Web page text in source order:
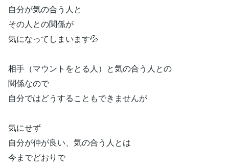
自分が気の合う人と
その人との関係が
気になってしまいます💦
相手（マウントをとる人）と気の合う人との
関係なので
自分ではどうすることもできませんが
気にせず
自分が仲が良い、気の合う人とは
今までどおりで